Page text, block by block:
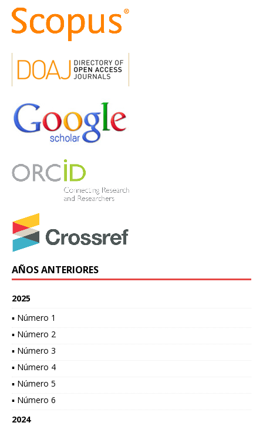
AÑOS ANTERIORES
2025
▪ Número 1
▪ Número 2
▪ Número 3
▪ Número 4
▪ Número 5
▪ Número 6
2024